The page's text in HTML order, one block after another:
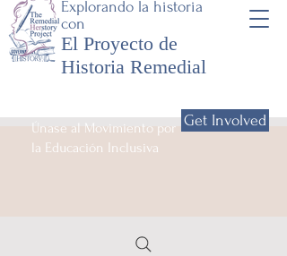
Explorando la historia
con
El Proyecto de
Historia Remedial
Únase al Movimiento por
la Educación Inclusiva
Get Involved